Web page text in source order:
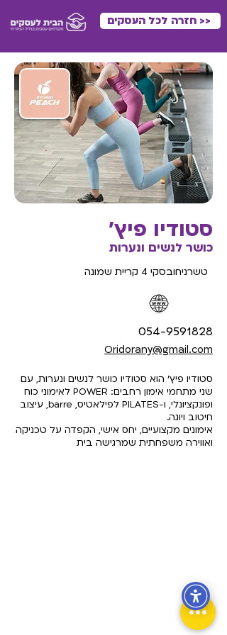
<< חזרה לכל העסקים
סטודיו פיץ׳
כושר לנשים ונערות
טשרניחובסקי 4 קריית שמונה
054-9591828
Oridorany@gmail.com
סטודיו פיץ’ הוא סטודיו כושר לנשים ונערות, עם
שני מתחמי אימון רחבים: POWER לאימוני כוח
ופונקציונלי, ו-PILATES לפילאטיס, barre, עיצוב
חיטוב ויוגה.
אימונים מקצועיים, יחס אישי, הקפדה על טכניקה
ואווירה משפחתית שמרגישה בית